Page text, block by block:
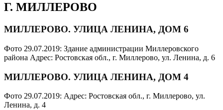
Г. МИЛЛЕРОВО
МИЛЛЕРОВО. УЛИЦА ЛЕНИНА, ДОМ 6
Фото 29.07.2019: Здание администрации Миллеровского
района Адрес: Ростовская обл., г. Миллерово, ул. Ленина, д. 6
МИЛЛЕРОВО. УЛИЦА ЛЕНИНА, ДОМ 4
Фото 29.07.2019: Адрес: Ростовская обл., г. Миллерово, ул.
Ленина, д. 4